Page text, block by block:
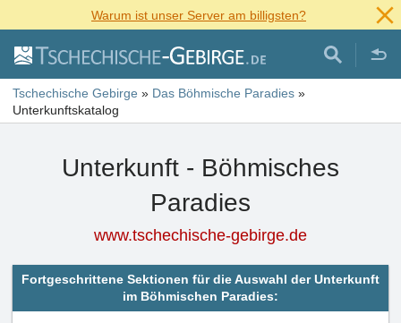
Warum ist unser Server am billigsten?
Tschechische Gebirge » Das Böhmische Paradies »
Unterkunftskatalog
Unterkunft - Böhmisches
Paradies
www.tschechische-gebirge.de
Fortgeschrittene Sektionen für die Auswahl der Unterkunft
im Böhmischen Paradies: